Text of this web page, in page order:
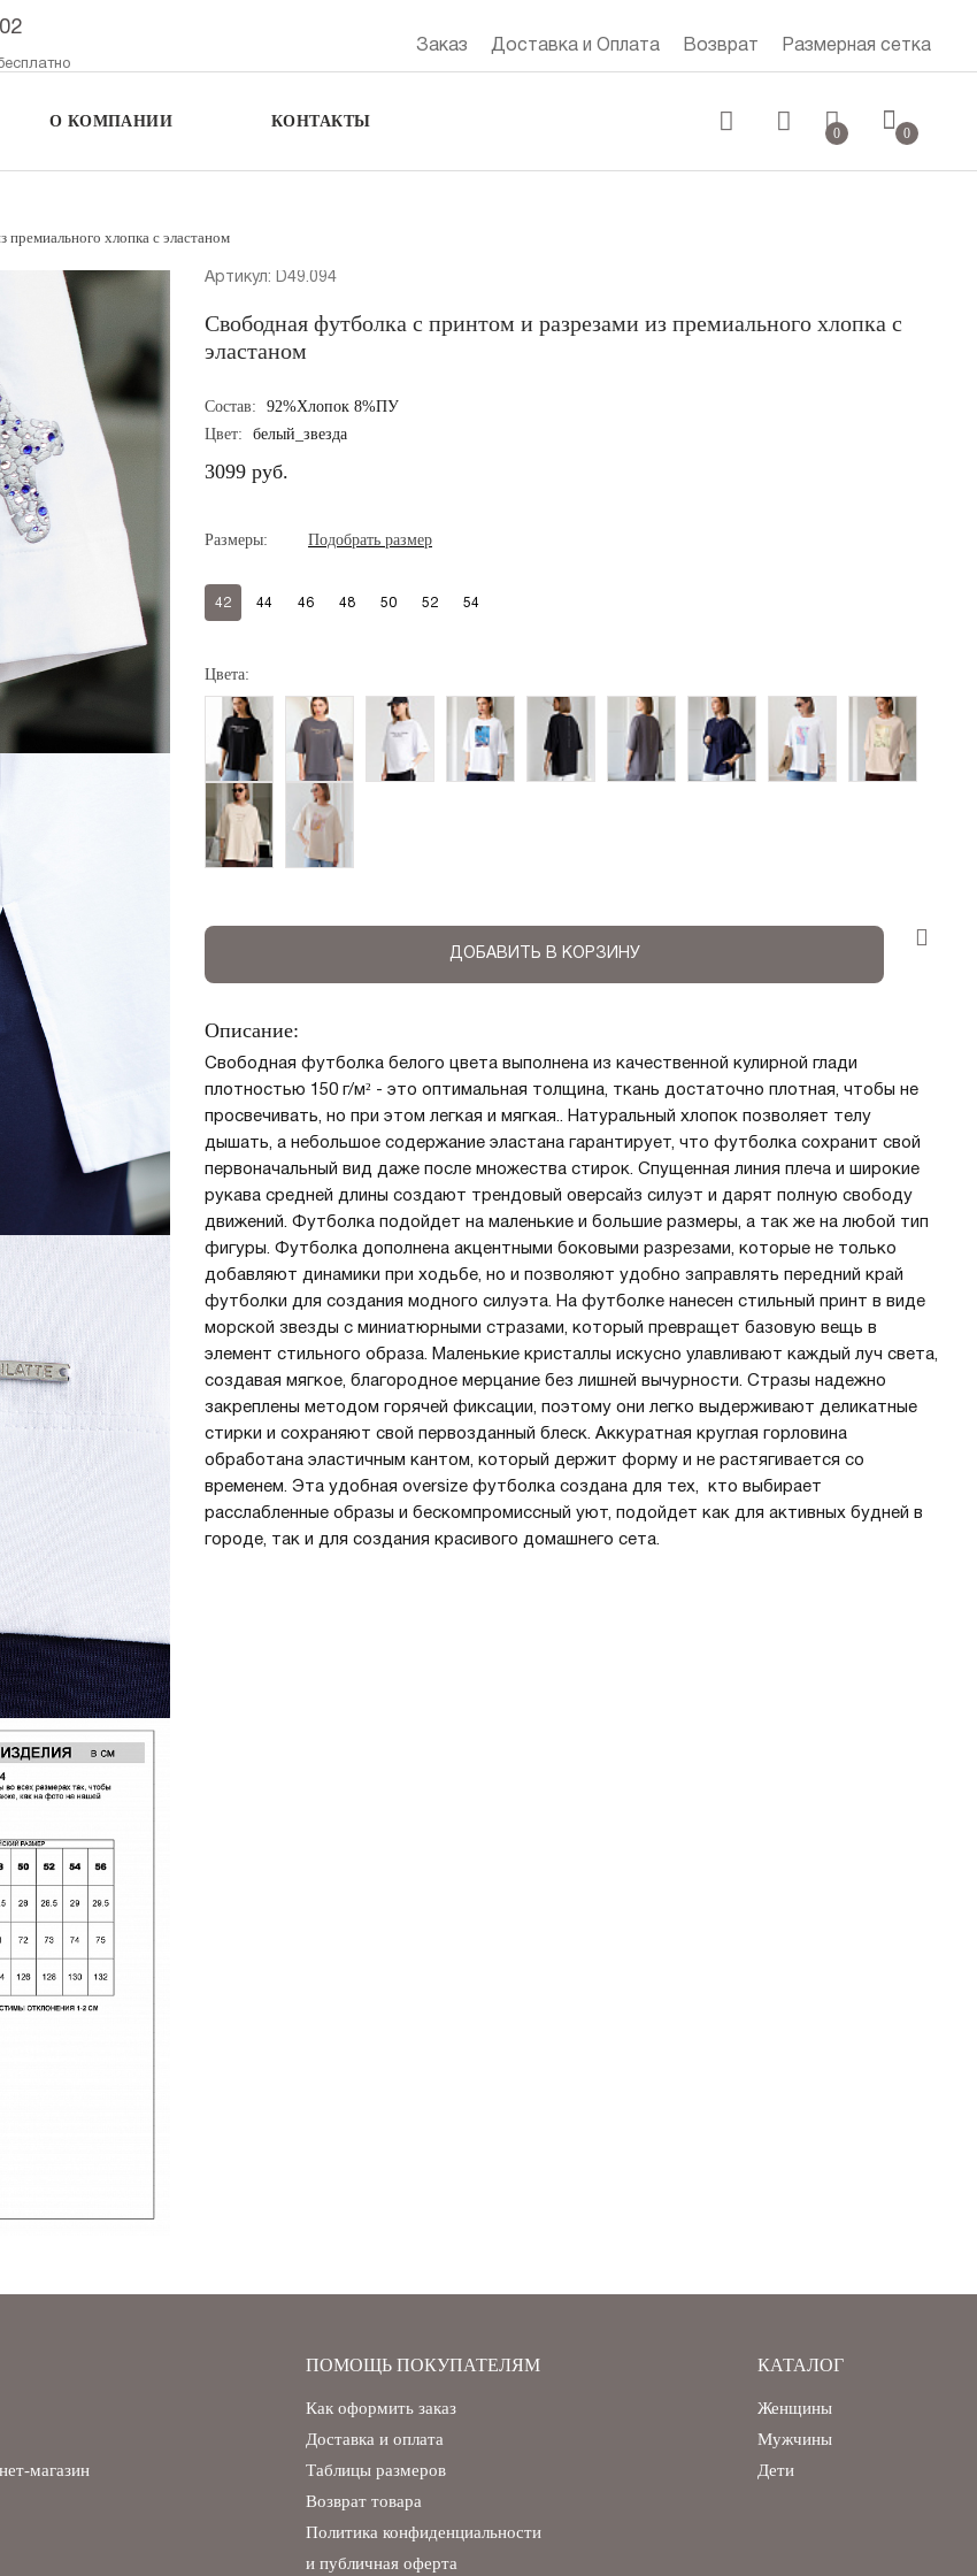
Заказ Доставка и Оплата Возврат Размерная сетка
О КОМПАНИИ КОНТАКТЫ
Регистрация Авторизация
Запомнить меня на этом компьютере
Забыли свой пароль?
0 0
премиального хлопка с эластаном
Артикул: D49.094
Свободная футболка с принтом и разрезами из премиального хлопка с
эластаном
Состав:
92%Хлопок 8%ПУ
Цвет:
белый_звезда
3099 руб.
Размеры: Подобрать размер
42 44 46 48 50 52 54
Цвета:
ДОБАВИТЬ В КОРЗИНУ
Описание:
Свободная футболка белого цвета выполнена из качественной кулирной глади
плотностью 150 г/м² - это оптимальная толщина, ткань достаточно плотная, чтобы не
просвечивать, но при этом легкая и мягкая.. Натуральный хлопок позволяет телу
дышать, а небольшое содержание эластана гарантирует, что футболка сохранит свой
первоначальный вид даже после множества стирок. Спущенная линия плеча и широкие
рукава средней длины создают трендовый оверсайз силуэт и дарят полную свободу
движений. Футболка подойдет на маленькие и большие размеры, а так же на любой тип
фигуры. Футболка дополнена акцентными боковыми разрезами, которые не только
добавляют динамики при ходьбе, но и позволяют удобно заправлять передний край
футболки для создания модного силуэта. На футболке нанесен стильный принт в виде
морской звезды c миниатюрными стразами, который превращет базовую вещь в
элемент стильного образа. Маленькие кристаллы искусно улавливают каждый луч света,
создавая мягкое, благородное мерцание без лишней вычурности. Стразы надежно
закреплены методом горячей фиксации, поэтому они легко выдерживают деликатные
стирки и сохраняют свой первозданный блеск. Аккуратная круглая горловина
обработана эластичным кантом, который держит форму и не растягивается со
временем. Эта удобная oversize футболка создана для тех, кто выбирает
расслабленные образы и бескомпромиссный уют, подойдет как для активных будней в
городе, так и для создания красивого домашнего сета.
магазин
ПОМОЩЬ ПОКУПАТЕЛЯМ
Как оформить заказ
Доставка и оплата
Таблицы размеров
Возврат товара
Политика конфиденциальности
и публичная оферта
КАТАЛОГ
Женщины
Мужчины
Дети